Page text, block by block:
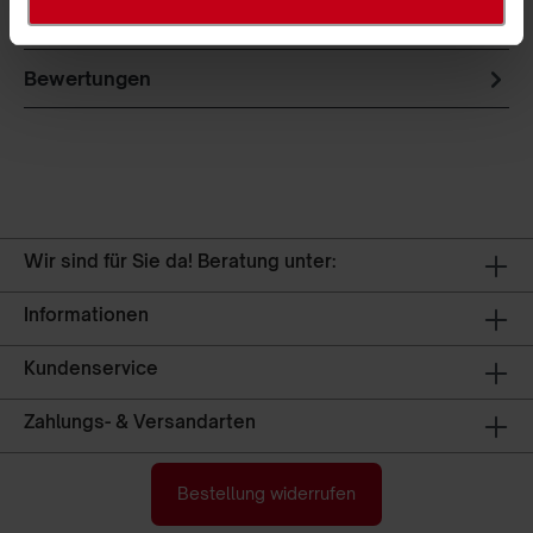
Produktsicherheit
Bewertungen
Wir sind für Sie da! Beratung unter:
Informationen
Kundenservice
Zahlungs- & Versandarten
Bestellung widerrufen